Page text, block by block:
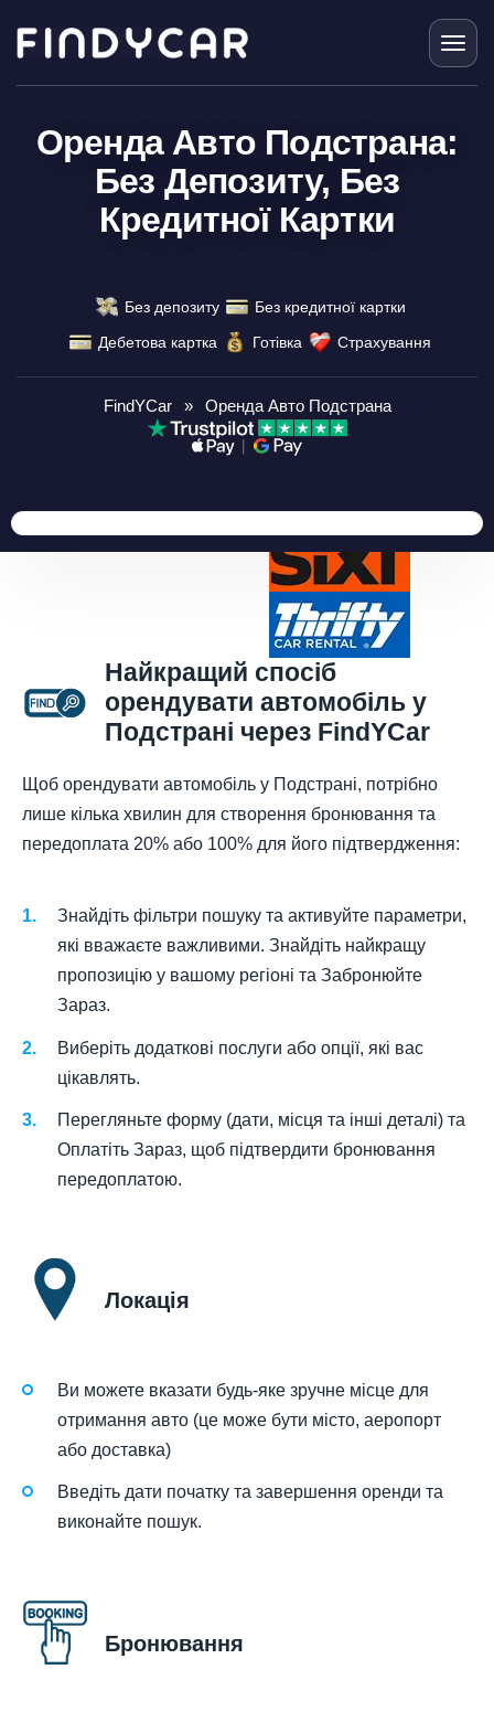
вмісту
Оренда Авто Подстрана:
Без Депозиту, Без
Кредитної Картки
Без депозиту
Без кредитної картки
Дебетова картка
Готівка Страхування
FindYCar » Оренда Авто Подстрана
Найкращий спосіб
орендувати автомобіль у
Подстрані через FindYCar
Щоб орендувати автомобіль у Подстрані, потрібно
лише кілька хвилин для створення бронювання та
передоплата 20% або 100% для його підтвердження:
Знайдіть фільтри пошуку та активуйте параметри,
які вважаєте важливими. Знайдіть найкращу
пропозицію у вашому регіоні та Забронюйте
Зараз.
Виберіть додаткові послуги або опції, які вас
цікавлять.
Перегляньте форму (дати, місця та інші деталі) та
Оплатіть Зараз, щоб підтвердити бронювання
передоплатою.
Локація
Ви можете вказати будь-яке зручне місце для
отримання авто (це може бути місто, аеропорт
або доставка)
Введіть дати початку та завершення оренди та
виконайте пошук.
Бронювання